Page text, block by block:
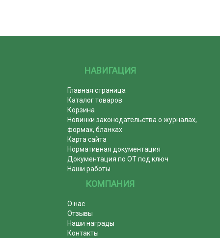
НАВИГАЦИЯ
Главная страница
Каталог товаров
Корзина
Новинки законодательства о журналах,
формах, бланках
Карта сайта
Нормативная документация
Документация по ОТ под ключ
Наши работы
КОМПАНИЯ
О нас
Отзывы
Наши награды
Контакты